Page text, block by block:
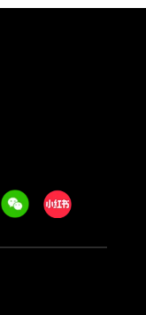
WeechatXiaohongshu/